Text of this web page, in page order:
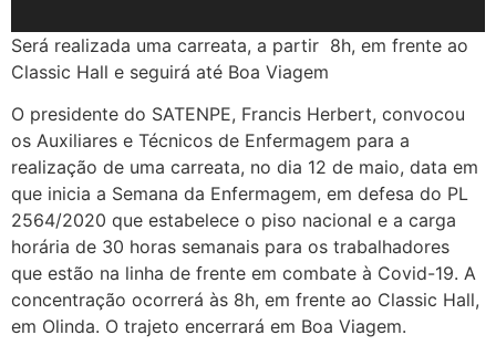
Será realizada uma carreata, a partir 8h, em frente ao
Classic Hall e seguirá até Boa Viagem
O presidente do SATENPE, Francis Herbert, convocou
os Auxiliares e Técnicos de Enfermagem para a
realização de uma carreata, no dia 12 de maio, data em
que inicia a Semana da Enfermagem, em defesa do PL
2564/2020 que estabelece o piso nacional e a carga
horária de 30 horas semanais para os trabalhadores
que estão na linha de frente em combate à Covid-19. A
concentração ocorrerá às 8h, em frente ao Classic Hall,
em Olinda. O trajeto encerrará em Boa Viagem.